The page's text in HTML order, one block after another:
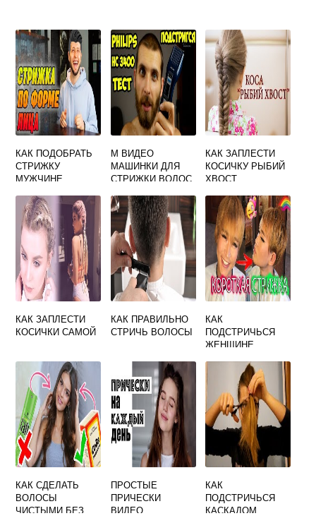
КАК ПОДОБРАТЬ
СТРИЖКУ
МУЖЧИНЕ
М ВИДЕО
МАШИНКИ ДЛЯ
СТРИЖКИ ВОЛОС
КАК ЗАПЛЕСТИ
КОСИЧКУ РЫБИЙ
ХВОСТ
КАК ЗАПЛЕСТИ
КОСИЧКИ САМОЙ
КАК ПРАВИЛЬНО
СТРИЧЬ ВОЛОСЫ
КАК
ПОДСТРИЧЬСЯ
ЖЕНЩИНЕ
КАК СДЕЛАТЬ
ВОЛОСЫ
ЧИСТЫМИ БЕЗ
ПРОСТЫЕ
ПРИЧЕСКИ
ВИДЕО
КАК
ПОДСТРИЧЬСЯ
КАСКАДОМ